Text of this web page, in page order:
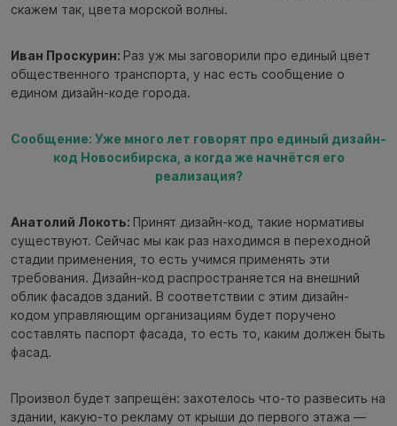
скажем так, цвета морской волны.
Иван Проскурин: Раз уж мы заговорили про единый цвет
общественного транспорта, у нас есть сообщение о
едином дизайн-коде города.
Сообщение: Уже много лет говорят про единый дизайн-
код Новосибирска, а когда же начнётся его
реализация?
Анатолий Локоть: Принят дизайн-код, такие нормативы
существуют. Сейчас мы как раз находимся в переходной
стадии применения, то есть учимся применять эти
требования. Дизайн-код распространяется на внешний
облик фасадов зданий. В соответствии с этим дизайн-
кодом управляющим организациям будет поручено
составлять паспорт фасада, то есть то, каким должен быть
фасад.
Произвол будет запрещён: захотелось что-то развесить на
здании, какую-то рекламу от крыши до первого этажа —